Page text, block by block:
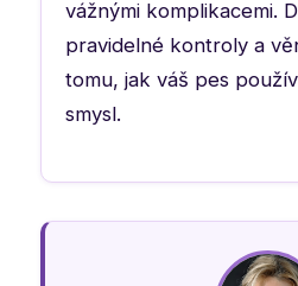
vážnými komplikacemi.
pravidelné kontroly a
tomu, jak váš pes
smysl.